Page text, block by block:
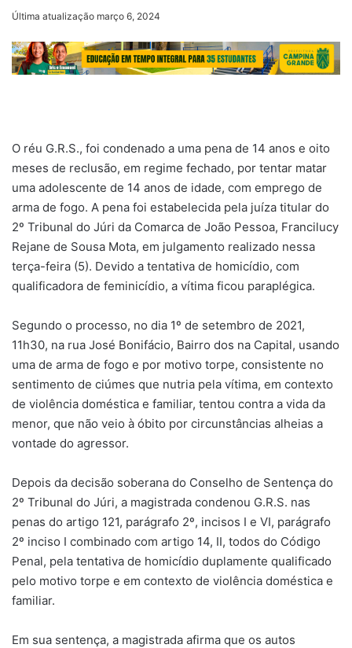
mail
Última atualização março 6, 2024
O réu G.R.S., foi condenado a uma pena de 14 anos e oito
meses de reclusão, em regime fechado, por tentar matar
uma adolescente de 14 anos de idade, com emprego de
arma de fogo. A pena foi estabelecida pela juíza titular do
2º Tribunal do Júri da Comarca de João Pessoa, Francilucy
Rejane de Sousa Mota, em julgamento realizado nessa
terça-feira (5). Devido a tentativa de homicídio, com
qualificadora de feminicídio, a vítima ficou paraplégica.
Segundo o processo, no dia 1º de setembro de 2021,
11h30, na rua José Bonifácio, Bairro dos na Capital, usando
uma de arma de fogo e por motivo torpe, consistente no
sentimento de ciúmes que nutria pela vítima, em contexto
de violência doméstica e familiar, tentou contra a vida da
menor, que não veio à óbito por circunstâncias alheias a
vontade do agressor.
Depois da decisão soberana do Conselho de Sentença do
2º Tribunal do Júri, a magistrada condenou G.R.S. nas
penas do artigo 121, parágrafo 2º, incisos I e VI, parágrafo
2º inciso I combinado com artigo 14, II, todos do Código
Penal, pela tentativa de homicídio duplamente qualificado
pelo motivo torpe e em contexto de violência doméstica e
familiar.
Em sua sentença, a magistrada afirma que os autos